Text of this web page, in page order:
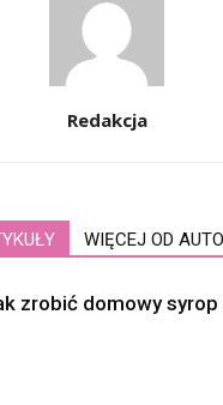
Redakcja
WIĘCEJ OD
zrobić domowy syrop